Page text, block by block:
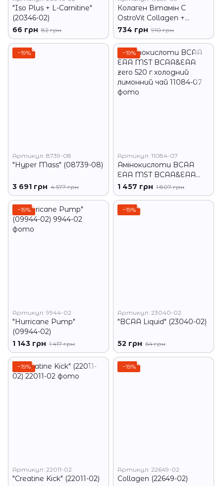
"Iso Plus + L-Carnitine"
(20346-02)
66 грн 82 грн
Колаген Вітамін С
OstroVit Collagen +
Vitamin C 400 g колу ром
734 грн 910 грн
−19%
Артикул: 8739-08
"Hyper Mass" (08739-08)
3 691 грн 4 577 грн
−19%
Артикул: 11084-07
Амінокислоти BCAA
ЕАА MST BCAA&EAA
zero 520 г холодний
лимонний чай
1 457 грн 1 807 грн
−19%
Артикул: 9944-02
"Hurricane Pump"
(09944-02)
1 143 грн 1 417 грн
−19%
Артикул: 23040-02
"BCAA Liquid" (23040-02)
52 грн 64 грн
−19%
Артикул: 22011-02
"Creatine Kick" (22011-02)
−19%
Артикул: 22649-02
Collagen (22649-02)